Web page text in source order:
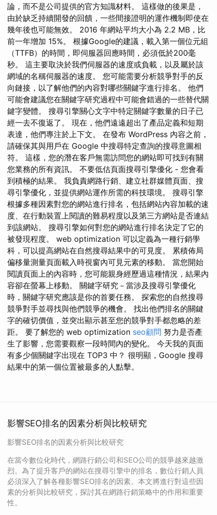
論，而不是公司提供的官方知識材料。 這樣做的後果是，
由於缺乏持續開發的回饋，一些間接證明的運作機制即使在
幾年後也可能無效。 2016 年網站平均大小為 2.2 MB，比
前一年增加 15%。 根據Google的建議，載入第一個位元組
（TTFB）的時間，即伺服器回應時間，必須低於200毫
秒。 這主要取決於我們伺服器的速度或負載，以及屬於該
網域的名稱伺服器的速度。 您可能需要分析競爭對手的反
向鏈接，以了解他們的內容對哪些關鍵字進行排名。 他們
可能會建議您在關鍵字研究過程中可能會錯過的一些替代關
鍵字變體。 搜尋引擎關心文字中特定關鍵字數量的日子已
經一去不復返了。 現在，他們遠遠超出了產品定義和短期
表達，他們專注於上下文。 在發布 WordPress 內容之前，
請確保其與用戶在 Google 中搜尋特定查詢的搜尋意圖相
符。 這樣，您的潛在客戶無需訪問您的網站即可找到有關
您業務的所有資訊。 不要低估頁面搜尋引擎優化 - 您會看
到積極的結果。 我負責網路行銷、建立社群媒體頁面、搜
尋引擎優化，並提供網站運作所需的科技環境。 搜尋引擎
根據多種因素對您的網站進行排名，包括網站內容加載的速
度、在行動裝置上閱讀的難易程度以及第三方網站是否連結
到該網站。 搜尋引擎如何對您的網站進行排名決定了它的
被發現程度。 web optimization 可以定義為一種行銷學
科，可以提高網站在自然搜尋結果中的可見度。 累積佈局
偏移量測量頁面載入時視窗內可見元素的移動。 當您開始
閱讀頁面上的內容時，您可能親身經歷過這種情況，結果內
容卻在螢幕上移動。 關鍵字研究－當涉及搜尋引擎優化
時，關鍵字研究應該是你的首要任務。 探索您的自然搜尋
競爭對手並尋找與他們競爭的機會。 找出他們排名的關鍵
字的確切價值，並突出顯示甚至您的競爭對手都忽略的差
距。 要了解您的 web optimization seo顧問 努力是否產
生了影響，您需要觀察一段時間內的變化。 今天我的頁面
有多少個關鍵字出現在 TOP3 中？ 很明顯，Google 搜尋
結果中的第一個位置被最多的人點擊。
影響SEO排名的因素分析與比較研究
影響SEO排名的因素分析與比較研究
在當今數位化時代，網路行銷公司和SEO公司的競爭越來越激
烈。為了提升客戶的網站在搜尋引擎中的排名，數位行銷人員
必須深入了解各種影響SEO排名的因素。本文將進行對這些因
素的分析與比較研究，探討其在網路行銷策略中的作用和重要
性。